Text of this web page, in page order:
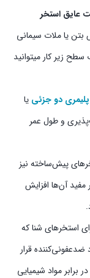
عایق استخر
بتن یا ملات سیمانی
زیر کار میتوانید
دو جزئی یا
و طول عمر
پیش‌ساخته نیز
مفید آن‌ها افزایش
استخرهای شنا که
ضدعفونی‌کننده قرار
برابر مواد شیمیایی